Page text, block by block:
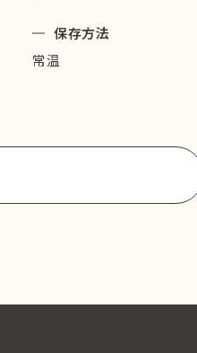
保存方法
常温